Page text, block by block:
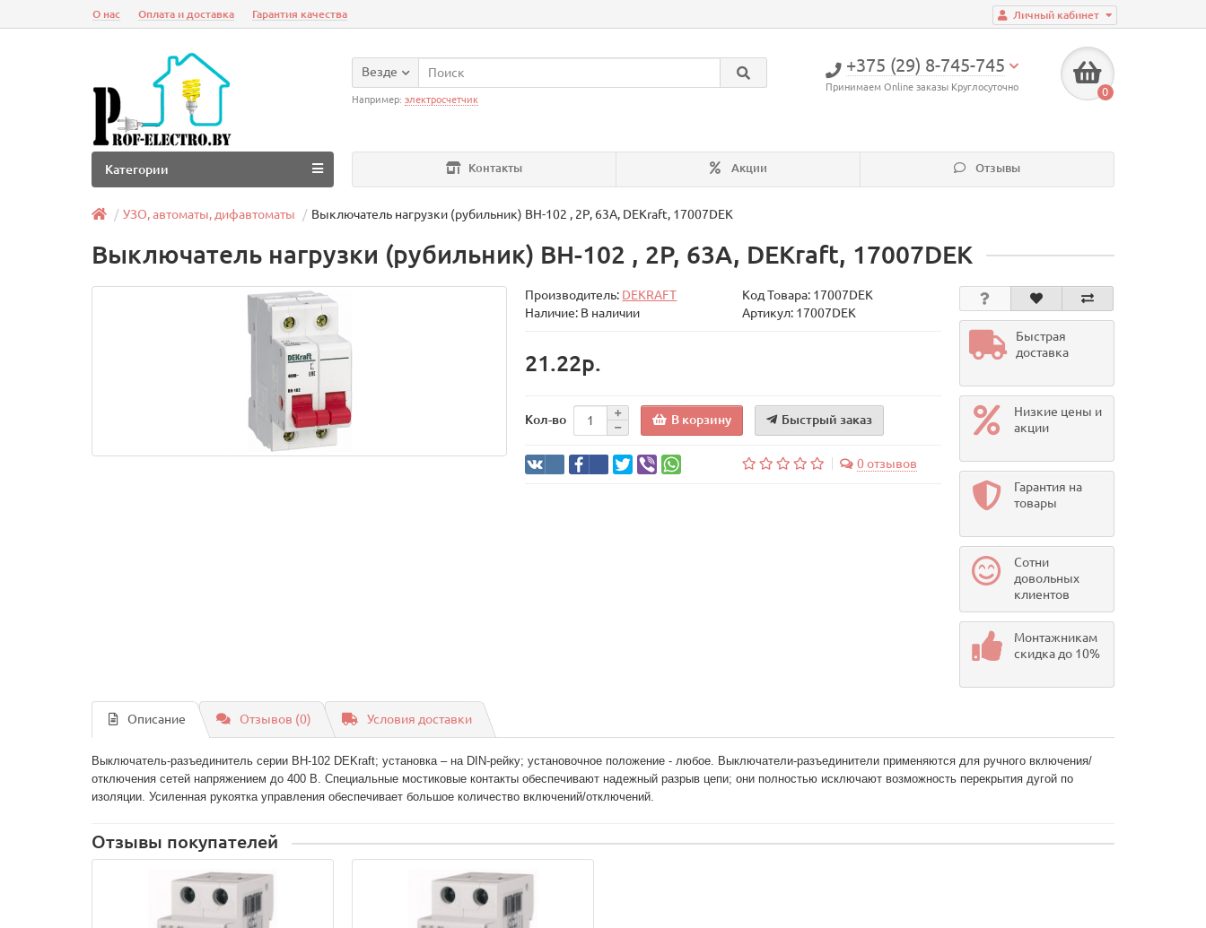
Личный кабинет
О нас Оплата и доставка Гарантия качества
+375 (29) 8-745-745
Принимаем Online заказы Круглосуточно 0
Везде
Например: электросчетчик
Контакты Акции Отзывы
Категории
УЗО, автоматы, дифавтоматы Выключатель нагрузки (рубильник) ВН-102 , 2Р, 63А, DEKraft, 17007DEK
Выключатель нагрузки (рубильник) ВН-102 , 2Р, 63А, DEKraft, 17007DEK
Производитель: DEKRAFT Код Товара: 17007DEK
Наличие: В наличии
Артикул: 17007DEK
21.22р.
Кол-во В корзину Быстрый заказ
0 отзывов
Быстрая
доставка
Низкие цены и
акции
Гарантия на
товары
Сотни
довольных
клиентов
Монтажникам
скидка до 10%
Описание Отзывов (0) Условия доставки
Выключатель-разъединитель серии ВН-102 DEKraft; установка – на DIN-рейку; установочное положение - любое. Выключатели-разъединители применяются для ручного включения/
отключения сетей напряжением до 400 В. Специальные мостиковые контакты обеспечивают надежный разрыв цепи; они полностью исключают возможность перекрытия дугой по
изоляции. Усиленная рукоятка управления обеспечивает большое количество включений/отключений.
Отзывы покупателей